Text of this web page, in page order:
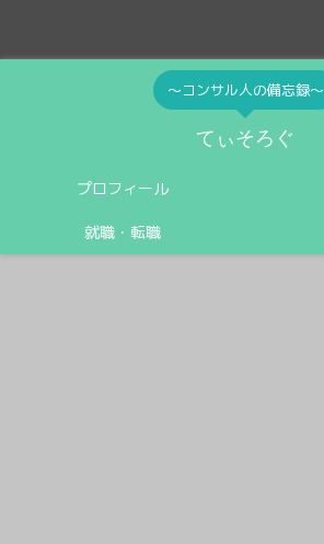
〜コンサル人の備忘録〜
てぃそろぐ
プロフィール
就職・転職